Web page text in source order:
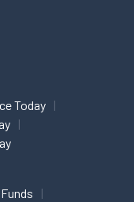
Today